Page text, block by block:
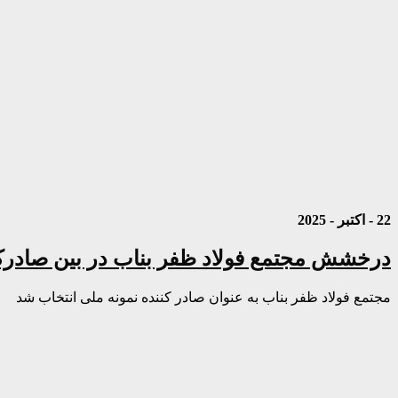
22 - اکتبر - 2025
درخشش مجتمع فولاد ظفر بناب در بین
مجتمع فولاد ظفر بناب به عنوان صادر کننده نمونه ملی انتخاب شد